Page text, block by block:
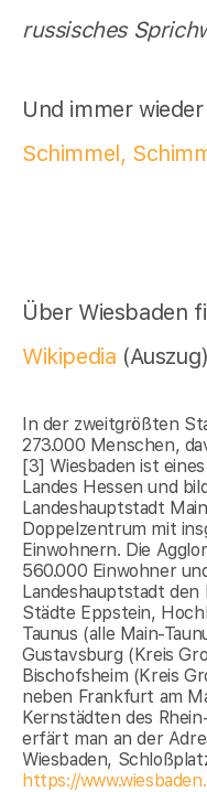
russisches
Und immer wieder
Schimmel,
Über Wiesbaden
Wikipedia (Auszug)
In der zweitgrößten
273.000 Menschen,
[3] Wiesbaden ist
Landes Hessen und
Landeshauptstadt
Doppelzentrum mit
Einwohnern. Die
560.000 Einwohner
Landeshauptstadt den
Städte Eppstein,
Taunus (alle Main-
Gustavsburg (Kreis
Bischofsheim (Kreis
neben Frankfurt am
Kernstädten des
erfärt man an der
Wiesbaden,
https://